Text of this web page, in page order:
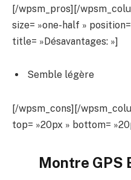
[/wpsm_pros][/
size= »one-half »
title= »Désavantages: »]
Semble légère
[/wpsm_cons][/
top= »20px » bottom=
Montre GPS